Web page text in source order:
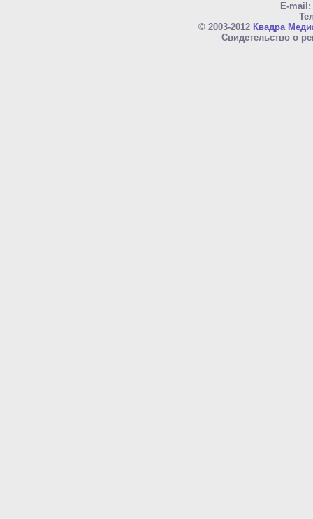
E-mail:
© 2003-2012 Квадра
Свидетельство о